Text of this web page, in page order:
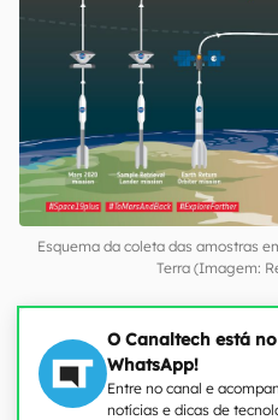
Esquema da coleta das amostras
Terra (Imagem:
O Canaltech está no
WhatsApp!
Entre no canal e
notícias e dicas de